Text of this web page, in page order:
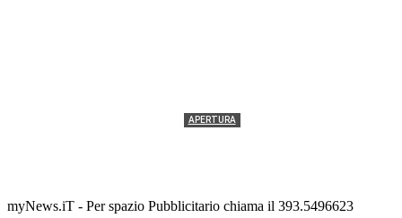
APERTURA
myNews.iT - Per spazio Pubblicitario chiama il 393.5496623